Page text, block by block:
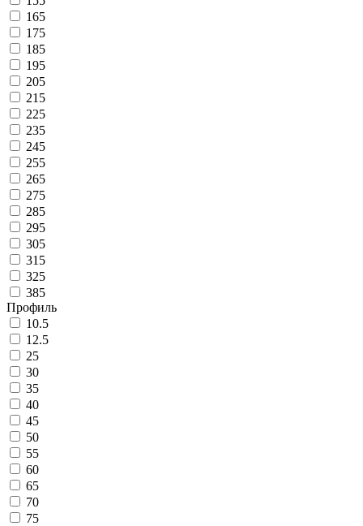
165
175
185
195
205
215
225
235
245
255
265
275
285
295
305
315
325
385
Профиль
10.5
12.5
25
30
35
40
45
50
55
60
65
70
75